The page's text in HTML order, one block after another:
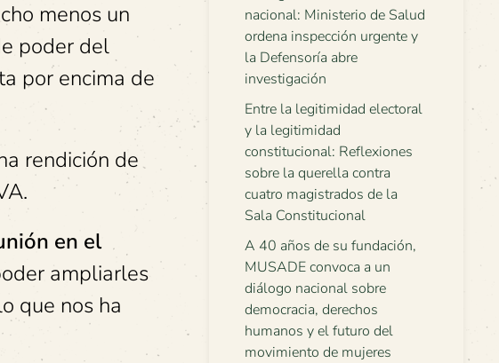
menos un
poder del
por encima de
rendición de
en el
ampliarles
que nos ha
nacional: Ministerio de Salud
ordena inspección urgente y
la Defensoría abre
investigación
Entre la legitimidad electoral
y la legitimidad
constitucional: Reflexiones
sobre la querella contra
cuatro magistrados de la
Sala Constitucional
A 40 años de su fundación,
MUSADE convoca a un
diálogo nacional sobre
democracia, derechos
humanos y el futuro del
movimiento de mujeres